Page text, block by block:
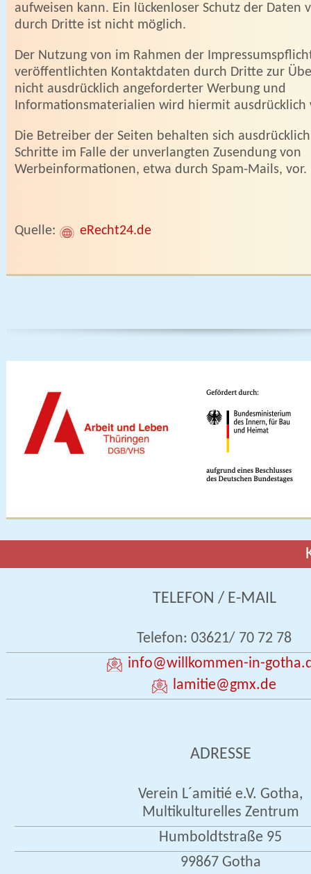
aufweisen kann. Ein lückenloser Schutz der Daten
durch Dritte ist nicht möglich.
Der Nutzung von im Rahmen der
veröffentlichten Kontaktdaten durch Dritte zur
nicht ausdrücklich angeforderter Werbung und
Informationsmaterialien wird hiermit ausdrücklich
Die Betreiber der Seiten behalten sich
Schritte im Falle der unverlangten Zusendung von
Werbeinformationen, etwa durch Spam-Mails, vor.
Quelle: eRecht24.de
TELEFON / E-MAIL
Telefon: 03621/ 70 72 78
info@willkommen-in-
lamitie@gmx.de
ADRESSE
Verein L´amitié e.V. Gotha,
Multikulturelles Zentrum
Humboldtstraße 95
99867 Gotha